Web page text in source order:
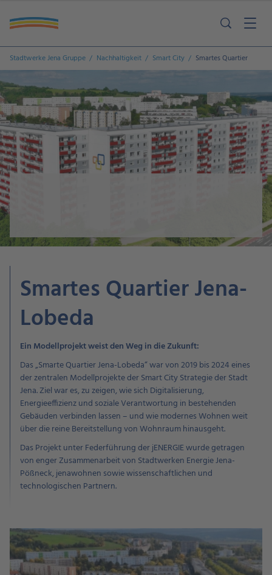
Stadtwerke Jena Gruppe Nachhaltigkeit Smart City Smartes Quartier
Smartes Quartier Jena-
Lobeda
Ein Modellprojekt weist den Weg in die Zukunft:
Das „Smarte Quartier Jena-Lobeda“ war von 2019 bis 2024 eines
der zentralen Modellprojekte der Smart City Strategie der Stadt
Jena. Ziel war es, zu zeigen, wie sich Digitalisierung,
Energieeffizienz und soziale Verantwortung in bestehenden
Gebäuden verbinden lassen – und wie modernes Wohnen weit
über die reine Bereitstellung von Wohnraum hinausgeht.
Das Projekt unter Federführung der jENERGIE wurde getragen
von enger Zusammenarbeit von Stadtwerken Energie Jena-
Pößneck, jenawohnen sowie wissenschaftlichen und
technologischen Partnern.